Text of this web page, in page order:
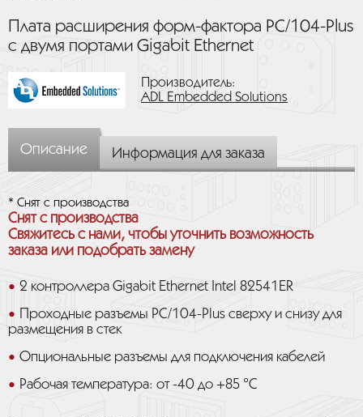
Плата расширения форм-фактора PC/104-Plus
с двумя портами Gigabit Ethernet
Производитель:
ADL Embedded Solutions
Описание Информация для заказа
* Снят с производства
Снят с производства
Свяжитесь с нами, чтобы уточнить возможность
заказа или подобрать замену
2 контроллера Gigabit Ethernet Intel 82541ER
Проходные разъемы PC/104-Plus сверху и снизу для
размещения в стек
Опциональные разъемы для подключения кабелей
Рабочая температура: от -40 до +85 °C